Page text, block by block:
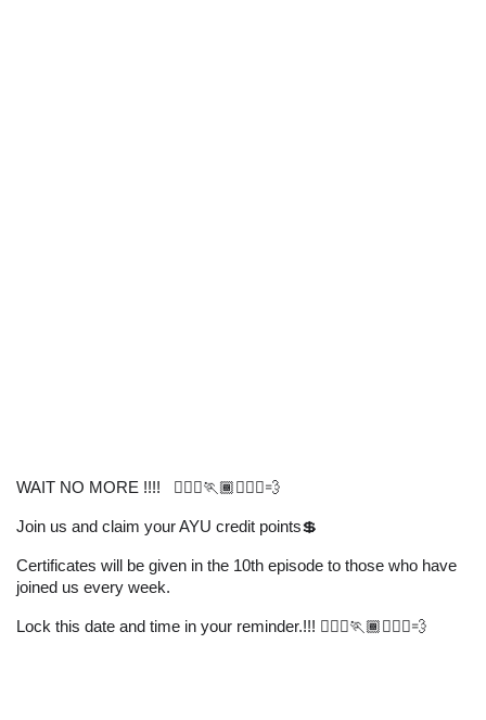
WAIT NO MORE !!!!   🏃🏽‍♀️🏃🏾🏃🏾‍♂️💨
Join us and claim your AYU credit points💲
Certificates will be given in the 10th episode to those who have
joined us every week.
Lock this date and time in your reminder.!!! 🏃🏽‍♀️🏃🏾🏃🏾‍♂️💨